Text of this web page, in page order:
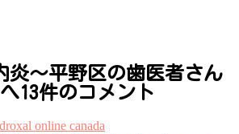
炎～平野区の歯医者さん
13件のコメント
online canada